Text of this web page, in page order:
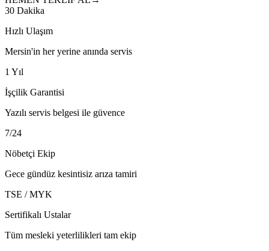
30 Dakika
Hızlı Ulaşım
Mersin'in her yerine anında servis
1 Yıl
İşçilik Garantisi
Yazılı servis belgesi ile güvence
7/24
Nöbetçi Ekip
Gece gündüz kesintisiz arıza tamiri
TSE / MYK
Sertifikalı Ustalar
Tüm mesleki yeterlilikleri tam ekip